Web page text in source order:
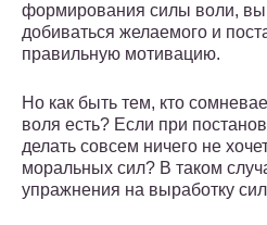
формирования силы воли, вы
добиваться желаемого и
правильную мотивацию.
Но как быть тем, кто
воля есть? Если при
делать совсем ничего не
моральных сил? В таком
упражнения на выработку